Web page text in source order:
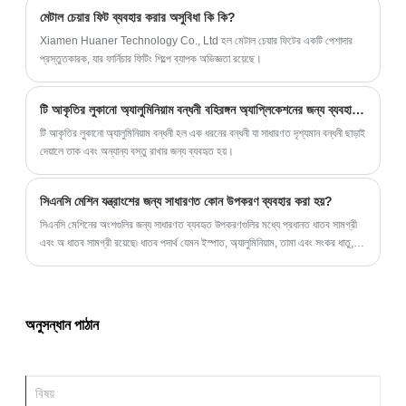
মেটাল চেয়ার ফিট ব্যবহার করার অসুবিধা কি কি?
Xiamen Huaner Technology Co., Ltd হল মেটাল চেয়ার ফিটের একটি পেশাদার
প্রস্তুতকারক, যার ফার্নিচার ফিটিং শিল্পে ব্যাপক অভিজ্ঞতা রয়েছে।
টি আকৃতির লুকানো অ্যালুমিনিয়াম বন্ধনী বহিরঙ্গন অ্যাপ্লিকেশনের জন্য ব্যবহার করা যেতে পারে?
টি আকৃতির লুকানো অ্যালুমিনিয়াম বন্ধনী হল এক ধরনের বন্ধনী যা সাধারণত দৃশ্যমান বন্ধনী ছাড়াই
দেয়ালে তাক এবং অন্যান্য বস্তু রাখার জন্য ব্যবহৃত হয়।
সিএনসি মেশিন যন্ত্রাংশের জন্য সাধারণত কোন উপকরণ ব্যবহার করা হয়?
সিএনসি মেশিনের অংশগুলির জন্য সাধারণত ব্যবহৃত উপকরণগুলির মধ্যে প্রধানত ধাতব সামগ্রী
এবং অ ধাতব সামগ্রী রয়েছে৷ ধাতব পদার্থ যেমন ইস্পাত, অ্যালুমিনিয়াম, তামা এবং সংকর ধাতু, অ
অনুসন্ধান পাঠান